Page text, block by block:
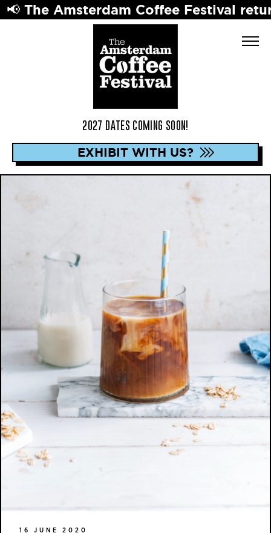
Coffee Festival returns in
2027 DATES COMING SOON!
EXHIBIT WITH US?
16 JUNE 2020